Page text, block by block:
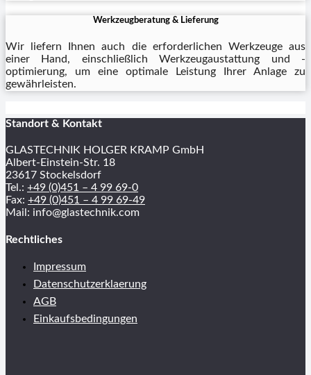
Werkzeugberatung & Lieferung
Wir liefern Ihnen auch die erforderlichen Werkzeuge aus
einer Hand, einschließlich Werkzeugaustattung und -
optimierung, um eine optimale Leistung Ihrer Anlage zu
gewährleisten.
Standort & Kontakt
GLASTECHNIK HOLGER KRAMP GmbH
Albert-Einstein-Str. 18
23617 Stockelsdorf
Tel.: +49 (0)451 – 4 99 69-0
Fax: +49 (0)451 – 4 99 69-49
Mail: info@glastechnik.com
Rechtliches
Impressum
Datenschutzerklaerung
AGB
Einkaufsbedingungen